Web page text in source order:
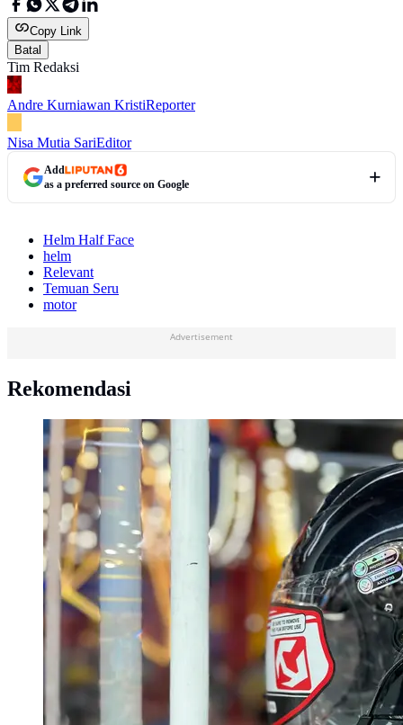
Copy Link
Batal
Tim Redaksi
Andre Kurniawan KristiReporter
Nisa Mutia SariEditor
Add
as a preferred source on Google
Helm Half Face
helm
Relevant
Temuan Seru
motor
Advertisement
Rekomendasi